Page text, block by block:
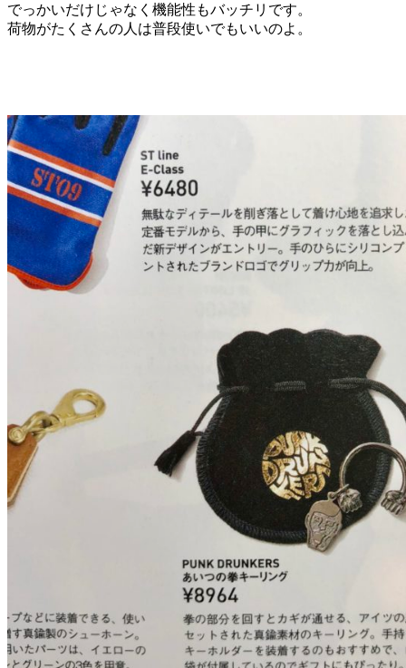
でっかいだけじゃなく機能性もバッチリです。
荷物がたくさんの人は普段使いでもいいのよ。